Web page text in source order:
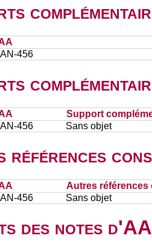
456
Support
456
Sans objet
références
Autres références
456
Sans objet
des notes